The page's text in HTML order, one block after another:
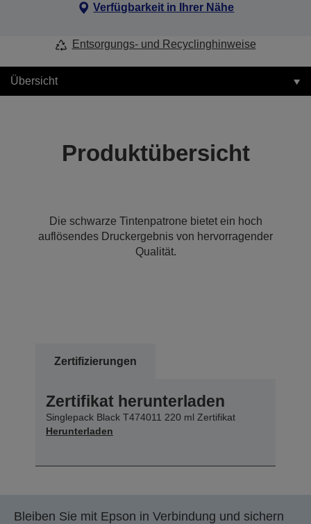
Verfügbarkeit in Ihrer Nähe
Entsorgungs- und Recyclinghinweise
Übersicht
Produktübersicht
Die schwarze Tintenpatrone bietet ein hoch
auflösendes Druckergebnis von hervorragender
Qualität.
Zertifizierungen
Zertifikat herunterladen
Singlepack Black T474011 220 ml Zertifikat
Herunterladen
Bleiben Sie mit Epson in Verbindung und sichern